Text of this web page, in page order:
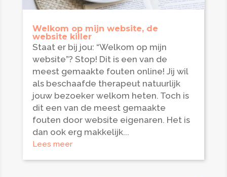
Welkom op mijn website, de
website killer
Staat er bij jou: “Welkom op mijn
website”? Stop! Dit is een van de
meest gemaakte fouten online! Jij wil
als beschaafde therapeut natuurlijk
jouw bezoeker welkom heten. Toch is
dit een van de meest gemaakte
fouten door website eigenaren. Het is
dan ook erg makkelijk...
Lees meer